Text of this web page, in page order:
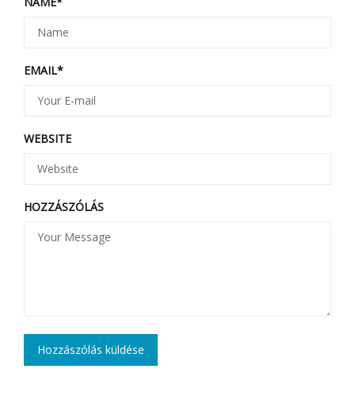
EMAIL*
WEBSITE
HOZZÁSZÓLÁS